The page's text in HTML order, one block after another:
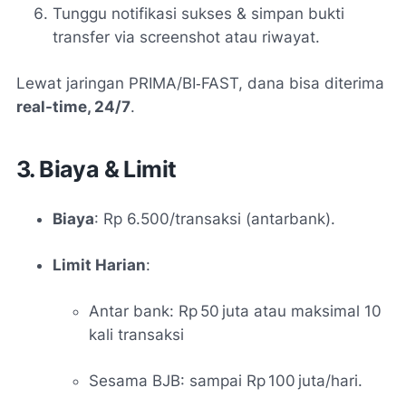
Tunggu notifikasi sukses & simpan bukti
transfer via screenshot atau riwayat.
Lewat jaringan PRIMA/BI‑FAST, dana bisa diterima
real-time, 24/7.
3. Biaya & Limit
Biaya: Rp 6.500/transaksi (antarbank).
Limit Harian:
Antar bank: Rp 50 juta atau maksimal 10
kali transaksi
Sesama BJB: sampai Rp 100 juta/hari.